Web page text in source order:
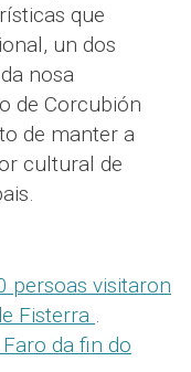
que
un dos
nosa
de Corcubión
de manter a
cultural de
persoas visitaron
Fisterra .
da fin do